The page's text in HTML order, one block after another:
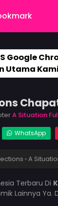
Google
Utama
A Situation
WhatsApp
› A
Terbaru Di
Lainnya Ya.